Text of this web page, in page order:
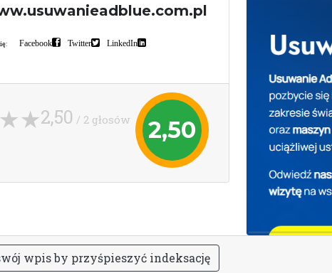
Facebook Twitter LinkedIn
2,50
2,50 / 2 głosów
wój wpisby przyśpieszyć indeksację